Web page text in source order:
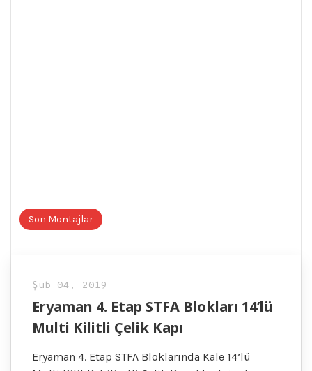
Son Montajlar
Şub 04, 2019
Eryaman 4. Etap STFA Blokları 14’lü
Multi Kilitli Çelik Kapı
Eryaman 4. Etap STFA Bloklarında Kale 14’lü